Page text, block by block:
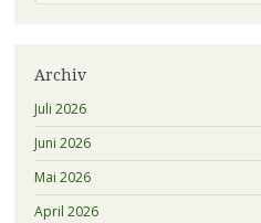
Archiv
Juli 2026
Juni 2026
Mai 2026
April 2026